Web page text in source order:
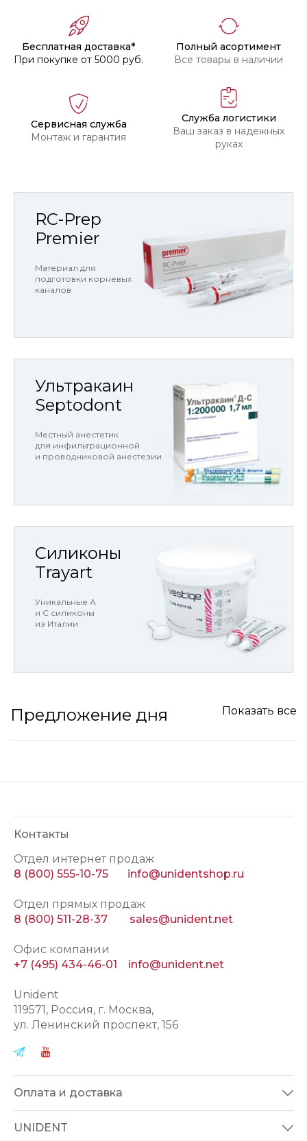
Бесплатная доставка*
При покупке от 5000 руб.
Полный асортимент
Все товары в наличии
Сервисная служба
Монтаж и гарантия
Служба логистики
Ваш заказ в надежных
руках
RC-Prep
Premier
Материал для
подготовки корневых
каналов
Ультракаин
Septodont
Местный анестетик
для инфильтрационной
и проводниковой анестезии
Силиконы
Trayart
Уникальные А
и С силиконы
из Италии
Предложение дня Показать все
Контакты
Отдел интернет продаж
8 (800) 555-10-75
info@unidentshop.ru
Отдел прямых продаж
8 (800) 511-28-37
sales@unident.net
Офис компании
+7 (495) 434-46-01
info@unident.net
Unident
119571, Россия, г. Москва,
ул. Ленинский проспект, 156
Оплата и доставка
UNIDENT